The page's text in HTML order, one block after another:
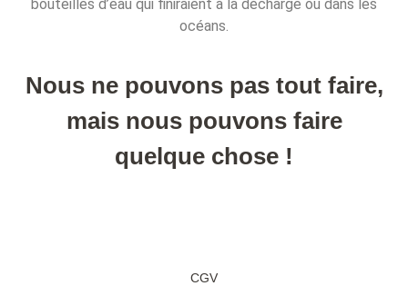
bouteilles d’eau qui finiraient à la décharge ou dans les
océans.
Nous ne pouvons pas tout faire,
mais nous pouvons faire
quelque chose !
CGV